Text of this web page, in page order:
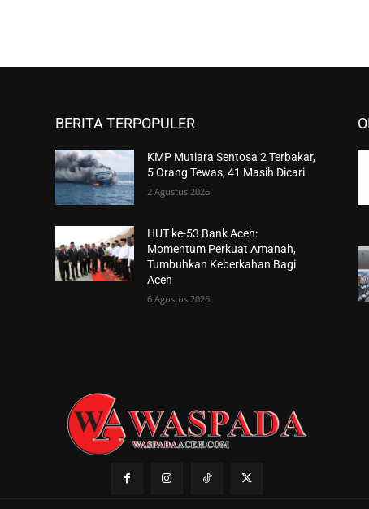
BERITA TERPOPULER
KMP Mutiara Sentosa 2 Terbakar,
5 Orang Tewas, 41 Masih Dicari
2 Agustus 2026
HUT ke-53 Bank Aceh:
Momentum Perkuat Amanah,
Tumbuhkan Keberkahan Bagi
Aceh
6 Agustus 2026